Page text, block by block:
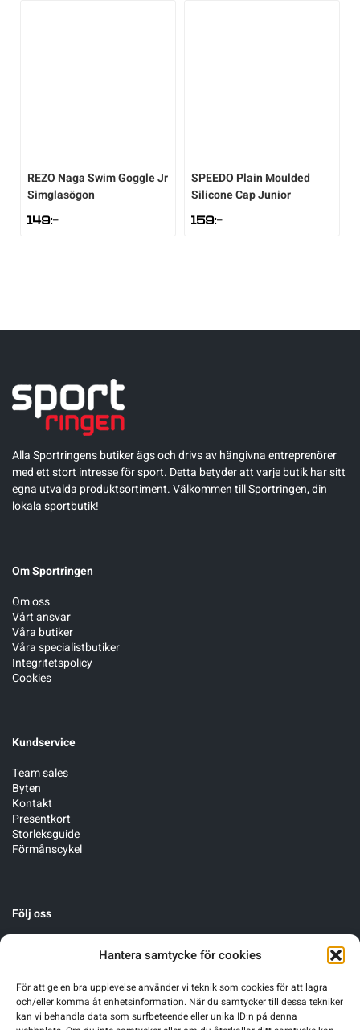
Hantera samtycke för cookies
För att ge en bra upplevelse använder vi teknik som cookies för att lagra
och/eller komma åt enhetsinformation. När du samtycker till dessa tekniker
kan vi behandla data som surfbeteende eller unika ID:n på denna
REZO Naga Swim Goggle Jr
Simglasögon
149:-
SPEEDO Plain Moulded
Silicone Cap Junior
159:-
Alla Sportringens butiker ägs och drivs av hängivna entreprenörer
med ett stort intresse för sport. Detta betyder att varje butik har sitt
egna utvalda produktsortiment. Välkommen till Sportringen, din
lokala sportbutik!
Om Sportringen
Om oss
Vårt ansvar
Våra butiker
Våra specialistbutiker
Integritetspolicy
Cookies
Kundservice
Team sales
Byten
Kontakt
Presentkort
Storleksguide
Förmånscykel
Följ oss